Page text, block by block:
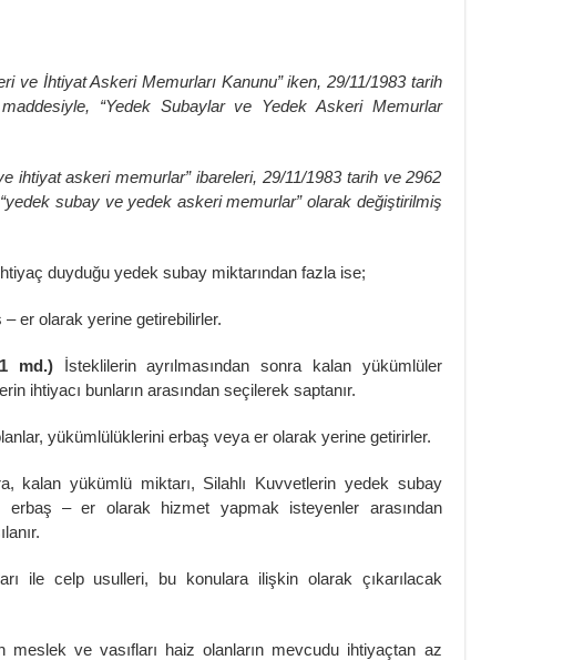
ve İhtiyat Askeri Memurları Kanunu” iken, 29/11/1983 tarih
“Yedek Subaylar ve Yedek Askeri Memurlar
ihtiyat askeri memurlar” ibareleri, 29/11/1983 tarih ve 2962
subay ve yedek askeri memurlar” olarak değiştirilmiş
duyduğu yedek subay miktarından fazla ise;
er olarak yerine getirebilirler.
md.) İsteklilerin ayrılmasından sonra kalan yükümlüler
ihtiyacı bunların arasından seçilerek saptanır.
yükümlülüklerini erbaş veya er olarak yerine getirirler.
kalan yükümlü miktarı, Silahlı Kuvvetlerin yedek subay
erbaş – er olarak hizmet yapmak isteyenler arasından
ile celp usulleri, bu konulara ilişkin olarak çıkarılacak
meslek ve vasıfları haiz olanların mevcudu ihtiyaçtan az